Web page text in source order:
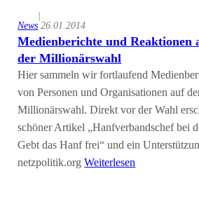
News
|
26.01.2014
Medienberichte und Reaktionen
der Millionärswahl
Hier sammeln wir fortlaufend
von Personen und Organisationen auf
Millionärswahl. Direkt vor der Wahl
schöner Artikel „Hanfverbandschef bei
Gebt das Hanf frei“ und ein
netzpolitik.orgWeiterlesen